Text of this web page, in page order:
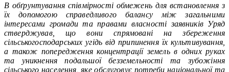
В обґрунтування співмірності обмежень для встановлення з
їх допомогою справедливого балансу між загальними
інтересами громади та правами власності заявників Уряд
стверджував, що вони спрямовані на збереження
сільськогосподарських угідь від припинення їх культивування,
а також попередження концентрації земель в одних руках
та уникнення подальшої безземельності та зубожіння
сільського населення, яке обслуговує потреби національної та